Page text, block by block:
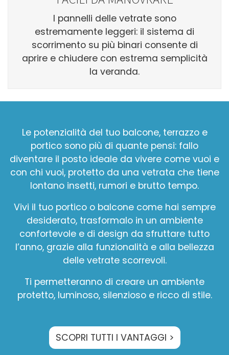
I pannelli delle vetrate sono
estremamente leggeri: il sistema di
scorrimento su più binari consente di
aprire e chiudere con estrema semplicità
la veranda.
Le potenzialità del tuo balcone, terrazzo e
portico sono più di quante pensi: fallo
diventare il posto ideale da vivere come vuoi e
con chi vuoi, protetto da una vetrata che tiene
lontano insetti, rumori e brutto tempo.
Vivi il tuo portico o balcone come hai sempre
desiderato, trasformalo in un ambiente
confortevole e di design da sfruttare tutto
l’anno, grazie alla funzionalità e alla bellezza
delle vetrate scorrevoli.
Ti permetteranno di creare un ambiente
protetto, luminoso, silenzioso e ricco di stile.
SCOPRI TUTTI I VANTAGGI >